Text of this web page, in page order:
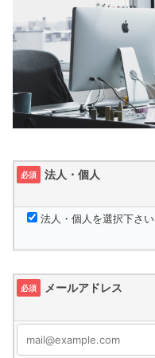
必須 法人・個人
法人・個人を選択下さい
必須 メールアドレス